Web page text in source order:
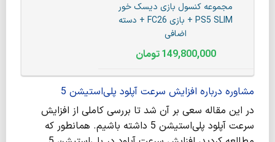
مجموعه کنسول بازی دیسک خور
PS5 SLIM + بازی FC26 + دسته
اضافی
149,800,000تومان
مشاوره درباره افزایش سرعت آپلود پلی‌استیشن 5
در این مقاله سعی بر آن شد تا بررسی کاملی از افزایش
سرعت آپلود پلی‌استیشن 5 داشته باشیم. همانطور که